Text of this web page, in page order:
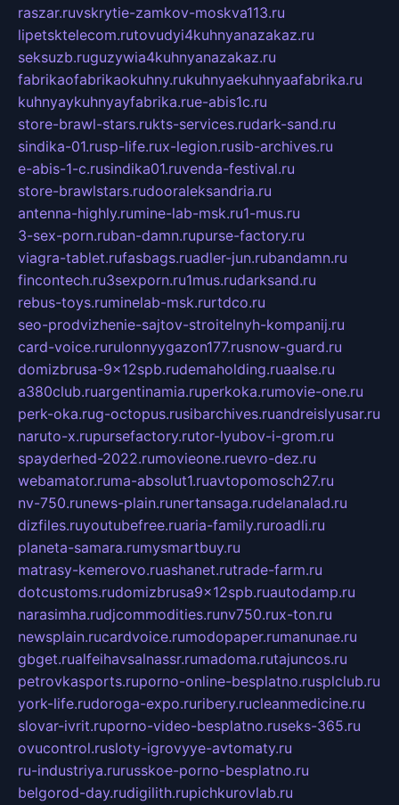
raszar.ruvskrytie-zamkov-moskva113.ru
lipetsktelecom.rutovudyi4kuhnyanazakaz.ru
seksuzb.ruguzywia4kuhnyanazakaz.ru
fabrikaofabrikaokuhny.rukuhnyaekuhnyaafabrika.ru
kuhnyaykuhnyayfabrika.rue-abis1c.ru
store-brawl-stars.rukts-services.rudark-sand.ru
sindika-01.rusp-life.rux-legion.rusib-archives.ru
e-abis-1-c.rusindika01.ruvenda-festival.ru
store-brawlstars.rudooraleksandria.ru
antenna-highly.rumine-lab-msk.ru1-mus.ru
3-sex-porn.ruban-damn.rupurse-factory.ru
viagra-tablet.rufasbags.ruadler-jun.rubandamn.ru
fincontech.ru3sexporn.ru1mus.rudarksand.ru
rebus-toys.ruminelab-msk.rurtdco.ru
seo-prodvizhenie-sajtov-stroitelnyh-kompanij.ru
card-voice.rurulonnyygazon177.rusnow-guard.ru
domizbrusa-9x12spb.rudemaholding.ruaalse.ru
a380club.ruargentinamia.ruperkoka.rumovie-one.ru
perk-oka.rug-octopus.rusibarchives.ruandreislyusar.ru
naruto-x.rupursefactory.rutor-lyubov-i-grom.ru
spayderhed-2022.rumovieone.ruevro-dez.ru
webamator.ruma-absolut1.ruavtopomosch27.ru
nv-750.runews-plain.runertansaga.rudelanalad.ru
dizfiles.ruyoutubefree.ruaria-family.ruroadli.ru
planeta-samara.rumysmartbuy.ru
matrasy-kemerovo.ruashanet.rutrade-farm.ru
dotcustoms.rudomizbrusa9x12spb.ruautodamp.ru
narasimha.rudjcommodities.runv750.rux-ton.ru
newsplain.rucardvoice.rumodopaper.rumanunae.ru
gbget.rualfeihavsalnassr.rumadoma.rutajuncos.ru
petrovkasports.ruporno-online-besplatno.rusplclub.ru
york-life.rudoroga-expo.ruribery.rucleanmedicine.ru
slovar-ivrit.ruporno-video-besplatno.ruseks-365.ru
ovucontrol.rusloty-igrovyye-avtomaty.ru
ru-industriya.rurusskoe-porno-besplatno.ru
belgorod-day.rudigilith.rupichkurovlab.ru